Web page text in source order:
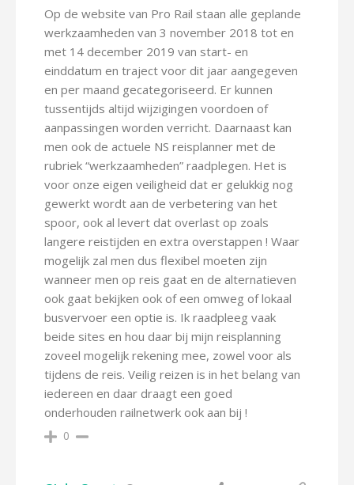
Op de website van Pro Rail staan alle geplande
werkzaamheden van 3 november 2018 tot en
met 14 december 2019 van start- en
einddatum en traject voor dit jaar aangegeven
en per maand gecategoriseerd. Er kunnen
tussentijds altijd wijzigingen voordoen of
aanpassingen worden verricht. Daarnaast kan
men ook de actuele NS reisplanner met de
rubriek “werkzaamheden” raadplegen. Het is
voor onze eigen veiligheid dat er gelukkig nog
gewerkt wordt aan de verbetering van het
spoor, ook al levert dat overlast op zoals
langere reistijden en extra overstappen ! Waar
mogelijk zal men dus flexibel moeten zijn
wanneer men op reis gaat en de alternatieven
ook gaat bekijken ook of een omweg of lokaal
busvervoer een optie is. Ik raadpleeg vaak
beide sites en hou daar bij mijn reisplanning
zoveel mogelijk rekening mee, zowel voor als
tijdens de reis. Veilig reizen is in het belang van
iedereen en daar draagt een goed
onderhouden railnetwerk ook aan bij !
0